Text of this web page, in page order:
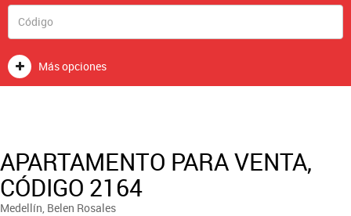
Más opciones
APARTAMENTO PARA VENTA,
CÓDIGO 2164
Medellín, Belen Rosales